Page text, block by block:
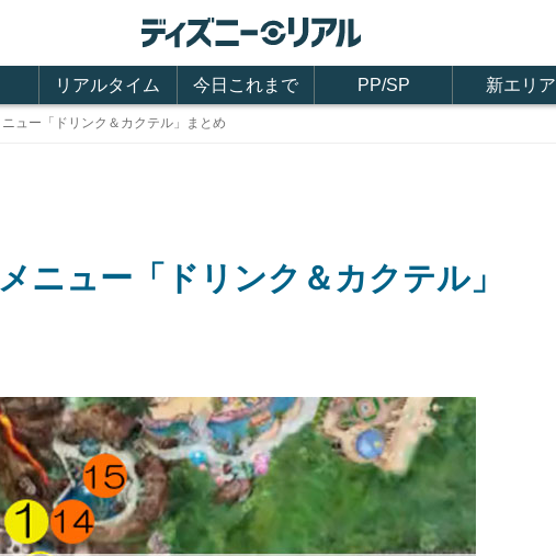
リアルタイム 今日これまで PP/SP 新エリア
ュー「ドリンク＆カクテル」まとめ
ニュー「ドリンク＆カクテル」